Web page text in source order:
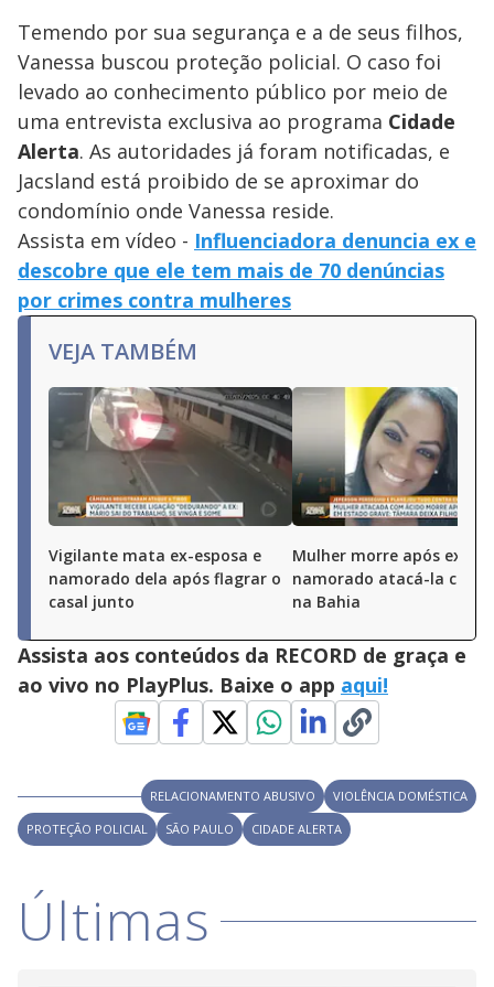
Temendo por sua segurança e a de seus filhos,
Vanessa buscou proteção policial. O caso foi
levado ao conhecimento público por meio de
uma entrevista exclusiva ao programa Cidade
Alerta. As autoridades já foram notificadas, e
Jacsland está proibido de se aproximar do
condomínio onde Vanessa reside.
Assista em vídeo - Influenciadora denuncia ex e
descobre que ele tem mais de 70 denúncias
por crimes contra mulheres
VEJA TAMBÉM
Vigilante mata ex-esposa e
namorado dela após flagrar o
casal junto
Mulher morre após ex-
namorado atacá-la com
na Bahia
Assista aos conteúdos da RECORD de graça e
ao vivo no PlayPlus. Baixe o app aqui!
RELACIONAMENTO ABUSIVO
VIOLÊNCIA DOMÉSTICA
PROTEÇÃO POLICIAL
SÃO PAULO CIDADE ALERTA
Últimas